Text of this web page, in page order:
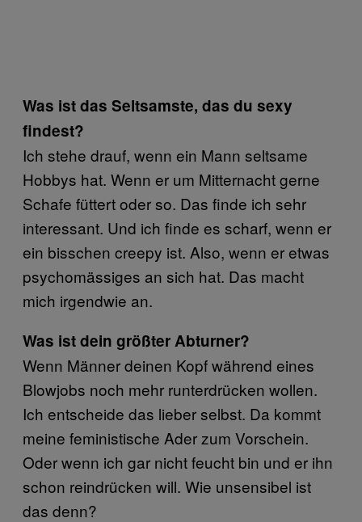
Was ist das Seltsamste, das du sexy
findest?
Ich stehe drauf, wenn ein Mann seltsame
Hobbys hat. Wenn er um Mitternacht gerne
Schafe füttert oder so. Das finde ich sehr
interessant. Und ich finde es scharf, wenn er
ein bisschen creepy ist. Also, wenn er etwas
psychomässiges an sich hat. Das macht
mich irgendwie an.
Was ist dein größter Abturner?
Wenn Männer deinen Kopf während eines
Blowjobs noch mehr runterdrücken wollen.
Ich entscheide das lieber selbst. Da kommt
meine feministische Ader zum Vorschein.
Oder wenn ich gar nicht feucht bin und er ihn
schon reindrücken will. Wie unsensibel ist
das denn?